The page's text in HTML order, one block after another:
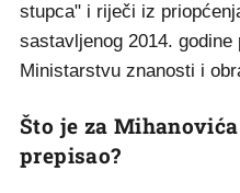
stupca" i riječi iz
sastavljenog 2014.
Ministarstvu znanosti i
Što je za
prepisao?